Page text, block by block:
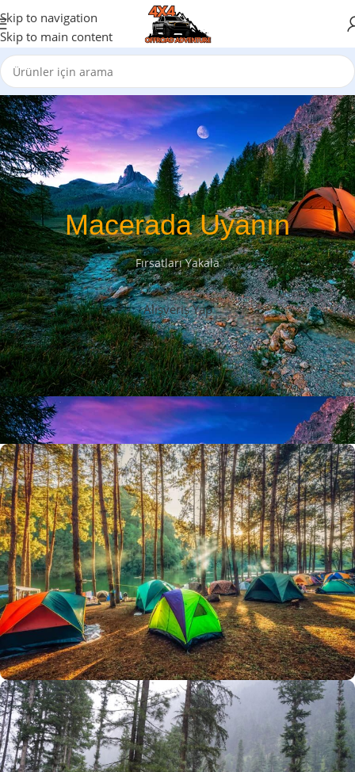
Skip to navigation
Skip to main content
Macerada Uyanın
Fırsatları Yakala
Alışveriş Yap
Büyük Yaz İndirimi
0
Günler
00
Hr
00
Min
00
SSK